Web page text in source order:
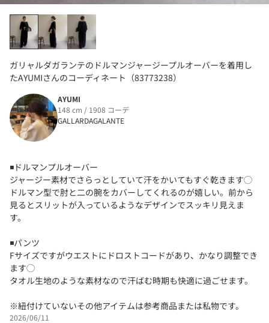
ガリャルダガランテのドルマンジャージープルオーバーを着用し
たAYUMIさんのコーディネート（83773238）
AYUMI
148 cm / 1908 コーデ
GALLARDAGALANTE
◾️ドルマンプルオーバー
ジャージー素材でさらっとしていて汗をかいてもすぐ乾きます◯
ドルマン型で肘と二の腕をカバーしてくれるのが嬉しい。前から
見るとスリットが入っているようなデザインでスッキリ見えま
す。
◾️パンツ
Fサイズですがウエストにドロストコードがあり、かなり調整でき
ます◯
タオル生地のような素材なので汗ばむ時期も快適に過ごせます。
※紐付けていないその他アイテムは参考商品または私物です。
2026/06/11